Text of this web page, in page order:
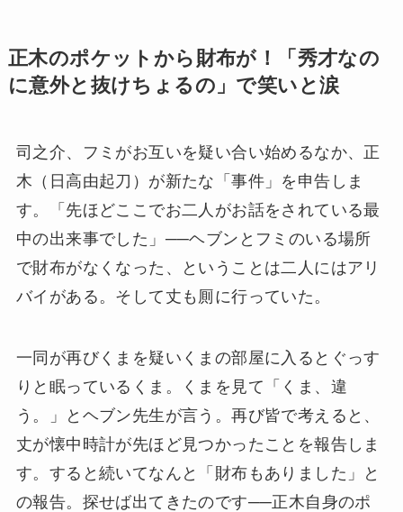
正木のポケットから財布が！「秀才なの
に意外と抜けちょるの」で笑いと涙
司之介、フミがお互いを疑い合い始めるなか、正
木（日高由起刀）が新たな「事件」を申告しま
す。「先ほどここでお二人がお話をされている最
中の出来事でした」──ヘブンとフミのいる場所
で財布がなくなった、ということは二人にはアリ
バイがある。そして丈も厠に行っていた。
一同が再びくまを疑いくまの部屋に入るとぐっす
りと眠っているくま。くまを見て「くま、違
う。」とヘブン先生が言う。再び皆で考えると、
丈が懐中時計が先ほど見つかったことを報告しま
す。すると続いてなんと「財布もありました」と
の報告。探せば出てきたのです──正木自身のポ